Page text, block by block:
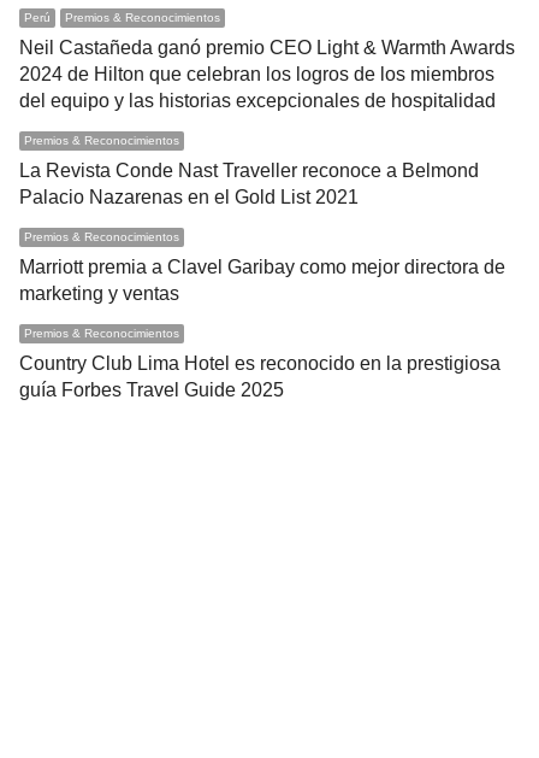
Perú Premios & Reconocimientos
Neil Castañeda ganó premio CEO Light & Warmth Awards
2024 de Hilton que celebran los logros de los miembros
del equipo y las historias excepcionales de hospitalidad
Premios & Reconocimientos
La Revista Conde Nast Traveller reconoce a Belmond
Palacio Nazarenas en el Gold List 2021
Premios & Reconocimientos
Marriott premia a Clavel Garibay como mejor directora de
marketing y ventas
Premios & Reconocimientos
Country Club Lima Hotel es reconocido en la prestigiosa
guía Forbes Travel Guide 2025